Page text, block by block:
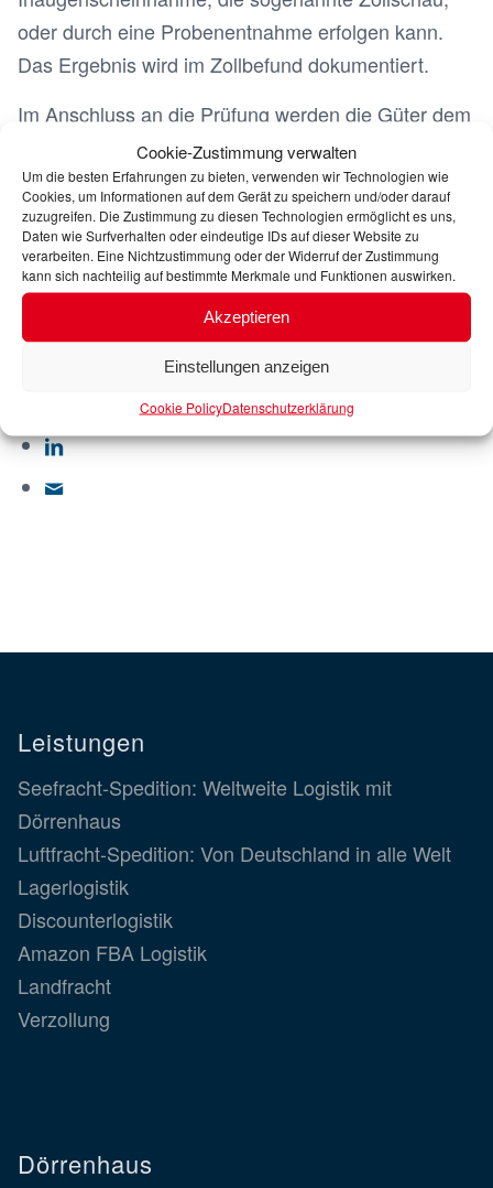
Cookie-Zustimmung verwalten
Um die besten Erfahrungen zu bieten, verwenden wir Technologien wie
Cookies, um Informationen auf dem Gerät zu speichern und/oder darauf
zuzugreifen. Die Zustimmung zu diesen Technologien ermöglicht es uns,
Daten wie Surfverhalten oder eindeutige IDs auf dieser Website zu
verarbeiten. Eine Nichtzustimmung oder der Widerruf der Zustimmung
kann sich nachteilig auf bestimmte Merkmale und Funktionen auswirken.
Akzeptieren
Einstellungen anzeigen
Cookie PolicyDatenschutzerklärung
oder durch eine Probenentnahme erfolgen kann.
Das Ergebnis wird im Zollbefund dokumentiert.
Im Anschluss an die Prüfung werden die Güter dem
Anmelder überlassen. Jetzt sind sie zollrechtlich im
freien Verkehr, wobei immer zu beachten ist, dass
die Erhebung vom Zoll sowie die Erhebung der
Einfuhrumsatzsteuer zwei unterschiedliche
Verfahren sind.
Leistungen
Seefracht-Spedition: Weltweite Logistik mit
Dörrenhaus
Luftfracht-Spedition: Von Deutschland in alle Welt
Lagerlogistik
Discounterlogistik
Amazon FBA Logistik
Landfracht
Verzollung
Dörrenhaus